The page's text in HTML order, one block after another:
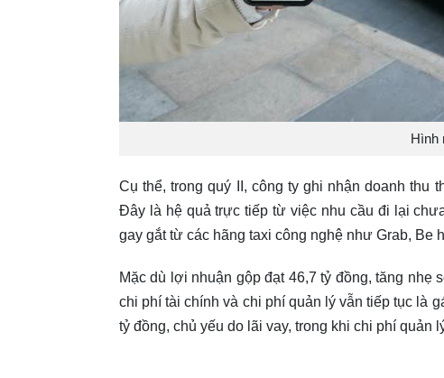
Hình
Cụ thể, trong quý II, công ty ghi nhận doanh thu
Đây là hệ quả trực tiếp từ việc nhu cầu đi lại
gay gắt từ các hãng taxi công nghệ như Grab, Be
Mặc dù lợi nhuận gộp đạt 46,7 tỷ đồng, tăng nhẹ
chi phí tài chính và chi phí quản lý vẫn tiếp tục là
tỷ đồng, chủ yếu do lãi vay, trong khi chi phí